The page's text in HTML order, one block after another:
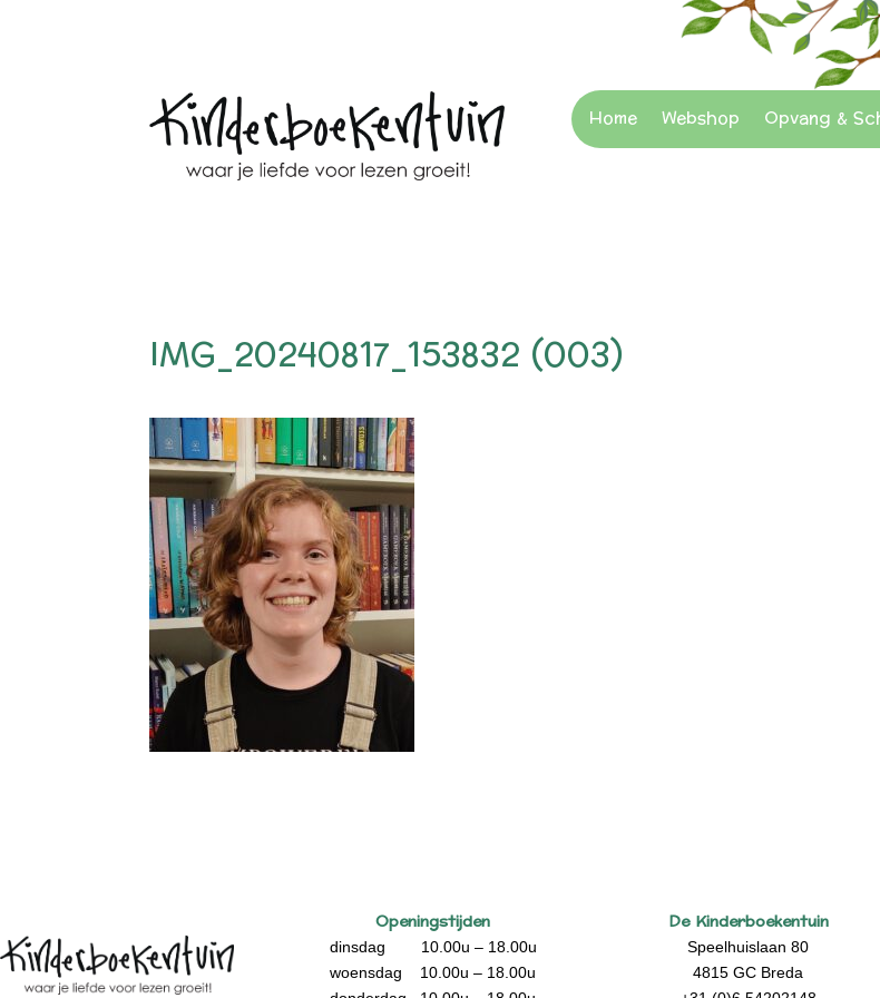
Home Webshop Opvang &
IMG_20240817_153832 (003)
Openingstijden
dinsdag 10.00u – 18.00u
woensdag 10.00u – 18.00u
De Kinderboekentuin
Speelhuislaan 80
4815 GC Breda